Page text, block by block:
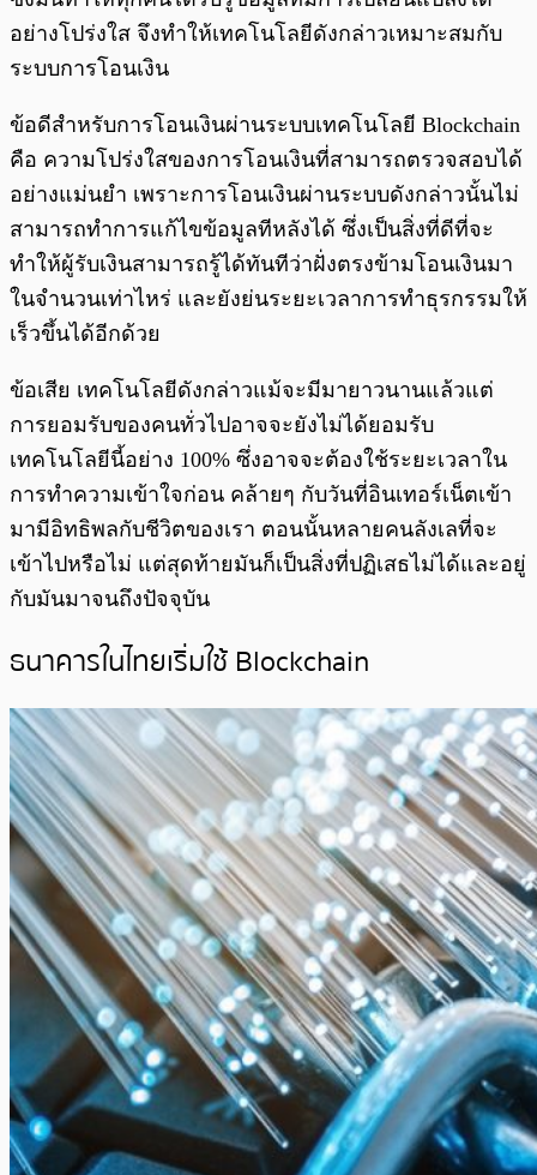
อย่างโปร่งใส จึงทำให้เทคโนโลยีดังกล่าวเหมาะสมกับ
ระบบการโอนเงิน
ข้อดีสำหรับการโอนเงินผ่านระบบเทคโนโลยี Blockchain
คือ ความโปร่งใสของการโอนเงินที่สามารถตรวจสอบได้
อย่างแม่นยำ เพราะการโอนเงินผ่านระบบดังกล่าวนั้นไม่
สามารถทำการแก้ไขข้อมูลทีหลังได้ ซึ่งเป็นสิ่งที่ดีที่จะ
ทำให้ผู้รับเงินสามารถรู้ได้ทันทีว่าฝั่งตรงข้ามโอนเงินมา
ในจำนวนเท่าไหร่ และยังย่นระยะเวลาการทำธุรกรรมให้
เร็วขึ้นได้อีกด้วย
ข้อเสีย เทคโนโลยีดังกล่าวแม้จะมีมายาวนานแล้วแต่
การยอมรับของคนทั่วไปอาจจะยังไม่ได้ยอมรับ
เทคโนโลยีนี้อย่าง 100% ซึ่งอาจจะต้องใช้ระยะเวลาใน
การทำความเข้าใจก่อน คล้ายๆ กับวันที่อินเทอร์เน็ตเข้า
มามีอิทธิพลกับชีวิตของเรา ตอนนั้นหลายคนลังเลที่จะ
เข้าไปหรือไม่ แต่สุดท้ายมันก็เป็นสิ่งที่ปฏิเสธไม่ได้และอยู่
กับมันมาจนถึงปัจจุบัน
ธนาคารในไทยเริ่มใช้ Blockchain